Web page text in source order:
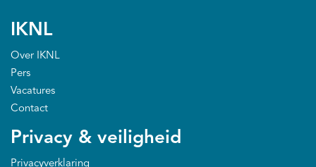
IKNL
Over IKNL
Pers
Vacatures
Contact
Privacy & veiligheid
Privacyverklaring